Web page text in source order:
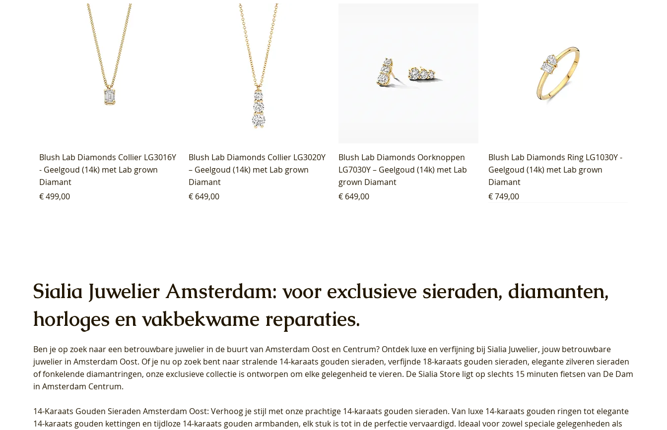
Blush Lab Diamonds Collier LG3016Y
- Geelgoud (14k) met Lab grown
Diamant
Prijs
€ 499,00
Blush Lab Diamonds Collier LG3020Y
– Geelgoud (14k) met Lab grown
Diamant
Prijs
€ 649,00
Blush Lab Diamonds Oorknoppen
LG7030Y – Geelgoud (14k) met Lab
grown Diamant
Prijs
€ 649,00
Blush Lab Diamonds Ring LG1030Y -
Geelgoud (14k) met Lab grown
Diamant
Prijs
€ 749,00
Blush Lab Diamonds Oorhangers
LG9006Y/S - Geelgoud (14k) met Lab
grown Diamant
Blush Lab Diamonds Oorhangers
LG9007Y/S - Geelgoud (14k) met Lab
grown Diamant
Blush Lab Diamonds Ring LG1028Y -
Geelgoud (14k) met Lab grown
Diamant
Blush Lab Diamonds Collier LG3014Y
- Geelgoud (14k) met Lab grown
Diamant
Blush Lab Diamonds Collier LG3019Y
– Geelgoud (14k) met Lab grown
Diamant
Blush Lab Diamonds Ring LG1042Y –
Geelgoud (14k) met Lab grown
Diamant
Blush Lab Diamonds Oorknoppen
LG7027Y - Geelgoud (14k) met Lab
grown Diamant
Blush Lab Diamonds Ring LG1029Y -
Geelgoud (14k) met Lab grown
Diamant
Blush Lab Diamonds Ring LG1031Y -
Geelgoud (14k) met Lab grown
Diamant
Blush Lab Diamonds Ring LG1044Y –
Geelgoud (14k) met Lab grown
Diamant
Blush Lab Diamonds Oorknoppen
LG7026Y - Geelgoud (14k) met Lab
grown Diamant
Blush Lab Diamonds Oorknoppen
LG7033Y – Geelgoud (14k) met Lab
grown Diamant
Sialia Juwelier Amsterdam: voor exclusieve sieraden, diamanten,
horloges en vakbekwame reparaties.
Ben je op zoek naar een betrouwbare juwelier in de buurt van Amsterdam Oost en Centrum? Ontdek luxe en verfijning bij Sialia Juwelier, jouw betrouwbare
juwelier in Amsterdam Oost. Of je nu op zoek bent naar stralende 14-karaats gouden sieraden, verfijnde 18-karaats gouden sieraden, elegante zilveren sieraden
of fonkelende diamantringen, onze exclusieve collectie is ontworpen om elke gelegenheid te vieren. De Sialia Store ligt op slechts 15 minuten fietsen van De Dam
in Amsterdam Centrum.
14-Karaats Gouden Sieraden Amsterdam Oost: Verhoog je stijl met onze prachtige 14-karaats gouden sieraden. Van luxe 14-karaats gouden ringen tot elegante
14-karaats gouden kettingen en tijdloze 14-karaats gouden armbanden, elk stuk is tot in de perfectie vervaardigd. Ideaal voor zowel speciale gelegenheden als